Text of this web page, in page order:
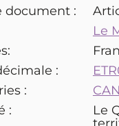
document :
Le
:
:
:
Le